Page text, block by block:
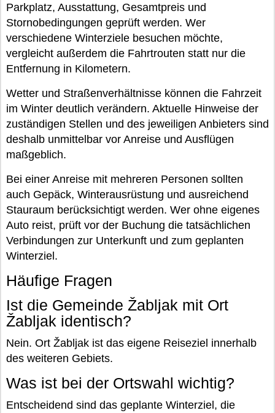
Parkplatz, Ausstattung, Gesamtpreis und
Stornobedingungen geprüft werden. Wer
verschiedene Winterziele besuchen möchte,
vergleicht außerdem die Fahrtrouten statt nur die
Entfernung in Kilometern.
Wetter und Straßenverhältnisse können die Fahrzeit
im Winter deutlich verändern. Aktuelle Hinweise der
zuständigen Stellen und des jeweiligen Anbieters sind
deshalb unmittelbar vor Anreise und Ausflügen
maßgeblich.
Bei einer Anreise mit mehreren Personen sollten
auch Gepäck, Winterausrüstung und ausreichend
Stauraum berücksichtigt werden. Wer ohne eigenes
Auto reist, prüft vor der Buchung die tatsächlichen
Verbindungen zur Unterkunft und zum geplanten
Winterziel.
Häufige Fragen
Ist die Gemeinde Žabljak mit Ort
Žabljak identisch?
Nein. Ort Žabljak ist das eigene Reiseziel innerhalb
des weiteren Gebiets.
Was ist bei der Ortswahl wichtig?
Entscheidend sind das geplante Winterziel, die